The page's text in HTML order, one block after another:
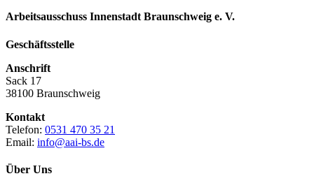
Arbeitsausschuss Innenstadt Braunschweig e. V.
Geschäftsstelle
Anschrift
Sack 17
38100 Braunschweig
Kontakt
Telefon: 0531 470 35 21
Email: info@aai-bs.de
Über Uns